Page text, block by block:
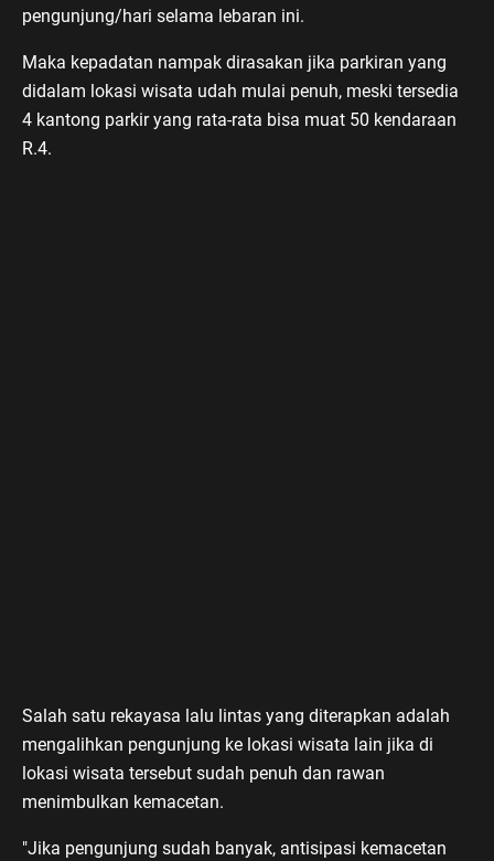
pengunjung/hari selama lebaran ini.
Maka kepadatan nampak dirasakan jika parkiran yang
didalam lokasi wisata udah mulai penuh, meski tersedia
4 kantong parkir yang rata-rata bisa muat 50 kendaraan
R.4.
Salah satu rekayasa lalu lintas yang diterapkan adalah
mengalihkan pengunjung ke lokasi wisata lain jika di
lokasi wisata tersebut sudah penuh dan rawan
menimbulkan kemacetan.
"Jika pengunjung sudah banyak, antisipasi kemacetan